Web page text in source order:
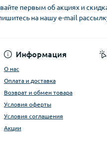
первым об акциях и
на нашу e-mail
Информация
О нас
Оплата и доставка
Возврат и обмен товара
Условия оферты
Условия соглашения
Акции